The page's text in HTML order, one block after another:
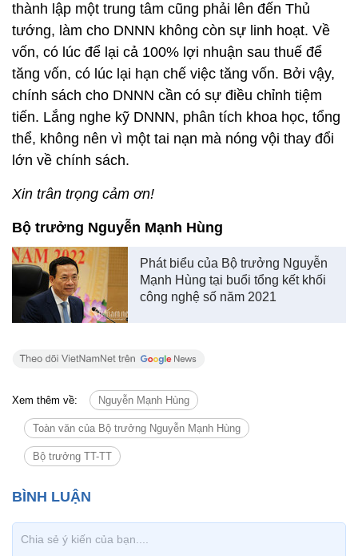
thành lập một trung tâm cũng phải lên đến Thủ
tướng, làm cho DNNN không còn sự linh hoạt. Về
vốn, có lúc để lại cả 100% lợi nhuận sau thuế để
tăng vốn, có lúc lại hạn chế việc tăng vốn. Bởi vậy,
chính sách cho DNNN cần có sự điều chỉnh tiệm
tiến. Lắng nghe kỹ DNNN, phân tích khoa học, tổng
thể, không nên vì một tai nạn mà nóng vội thay đổi
lớn về chính sách.
Xin trân trọng cảm ơn!
Bộ trưởng Nguyễn Mạnh Hùng
Phát biểu của Bộ trưởng Nguyễn
Mạnh Hùng tại buổi tổng kết khối
công nghệ số năm 2021
Xem thêm về: Nguyễn Mạnh Hùng
Toàn văn của Bộ trưởng Nguyễn Mạnh Hùng
Bộ trưởng TT-TT